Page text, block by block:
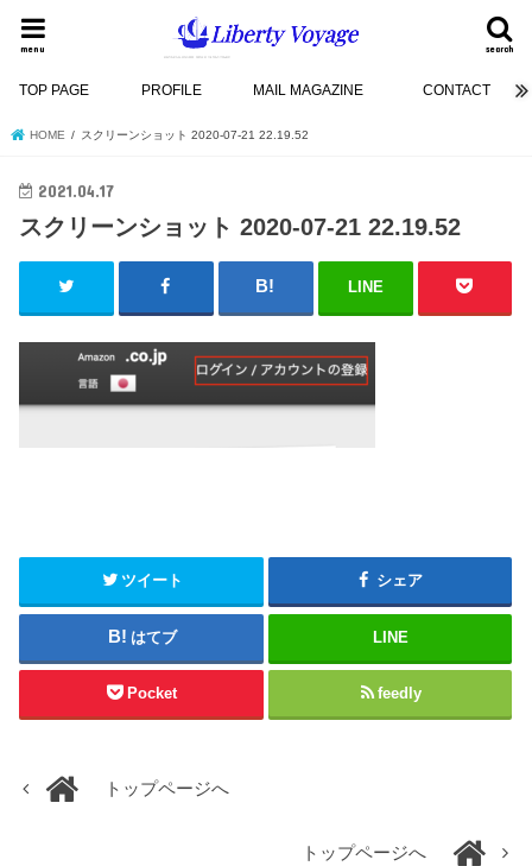
search
menu
TOP PAGE PROFILE MAIL MAGAZINE CONTACT
HOME スクリーンショット 2020-07-21 22.19.52
2021.04.17
スクリーンショット 2020-07-21 22.19.52
LINE
ツイート シェア
はてブ LINE
Pocket feedly
トップページへ
トップページへ